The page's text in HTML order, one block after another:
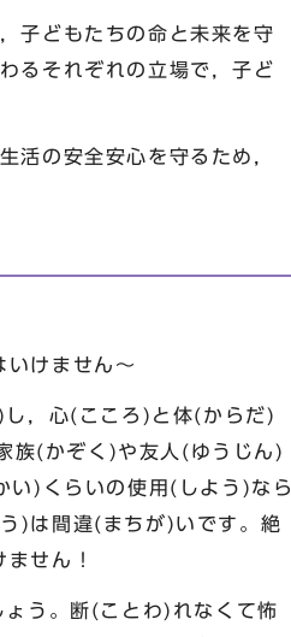
子どもたちの命と未来を守
るそれぞれの立場で，子ど
活の安全安心を守るため，
けません～
，心(こころ)と体(からだ)
族(かぞく)や友人(ゆうじん)
)くらいの使用(しよう)なら
)は間違(まちが)いです。絶
せん！
う。断(ことわ)れなくて怖